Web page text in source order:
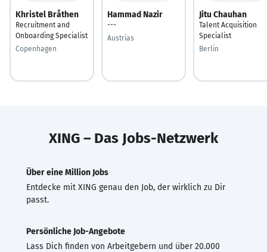
Khristel Bråthen
Recruitment and
Onboarding Specialist
Copenhagen
Hammad Nazir
---
Austrias
Jitu Chauhan
Talent Acquisition
Specialist
Berlin
XING – Das Jobs-Netzwerk
Über eine Million Jobs
Entdecke mit XING genau den Job, der wirklich zu Dir
passt.
Persönliche Job-Angebote
Lass Dich finden von Arbeitgebern und über 20.000